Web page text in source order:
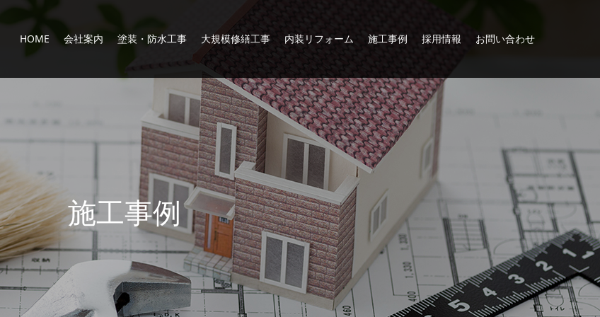
HOME 会社案内 塗装・防水工事 大規模修繕工事 内装リフォーム 施工事例 採用情報 お問い合わせ
施工事例